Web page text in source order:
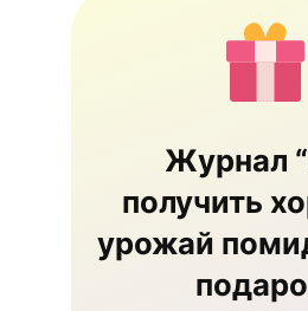
Журнал
получить
урожай